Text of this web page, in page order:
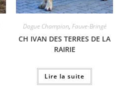
Dogue Champion, Fauve-Bringé
CH IVAN DES TERRES DE LA
RAIRIE
Lire la suite